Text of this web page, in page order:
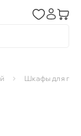
Шкафы для